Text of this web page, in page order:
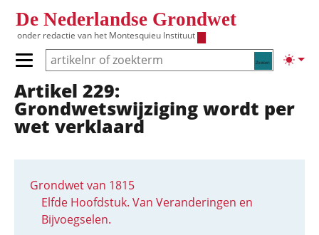
De Nederlandse Grondwet
onder redactie van het Montesquieu Instituut
Zoeken
Primair menu tonen/verbergen
Hoofdnavigatie
Artikel 229:
Grondwetswijziging wordt per
wet verklaard
Grondwet van 1815
Elfde Hoofdstuk. Van Veranderingen en
Bijvoegselen.